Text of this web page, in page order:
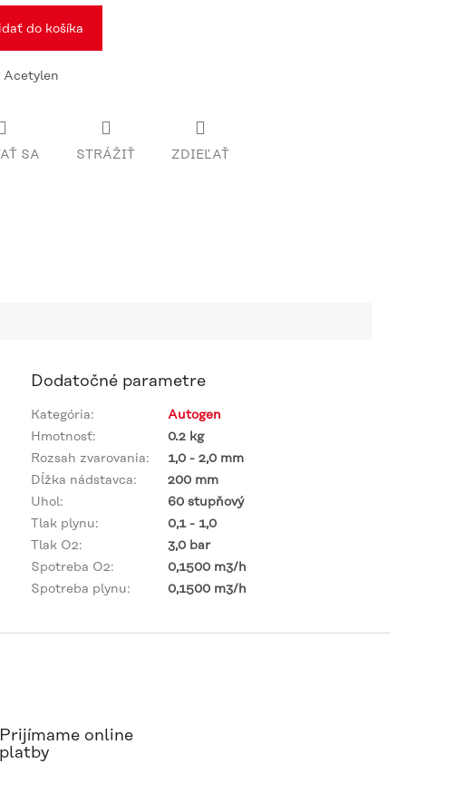
do košíka
Acetylen
SA STRÁŽIŤ ZDIEĽAŤ
Dodatočné parametre
Kategória:
Autogen
Hmotnosť:
0.2 kg
Rozsah zvarovania:
1,0 - 2,0 mm
Dĺžka nádstavca:
200 mm
Uhol:
60 stupňový
Tlak plynu:
0,1 - 1,0
Tlak O2:
3,0 bar
Spotreba O2:
0,1500 m3/h
Spotreba plynu: 0,1500 m3/h
Prijímame online
platby